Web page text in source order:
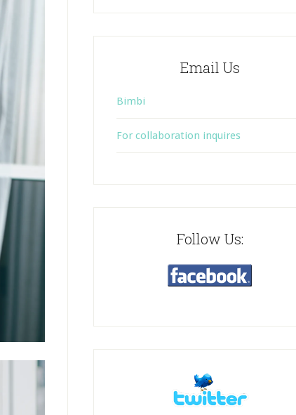
Email Us
Bimbi
For collaboration inquires
Follow Us: